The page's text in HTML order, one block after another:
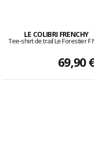
LE COLIBRI FRENCHY
Tee-shirt de trail Le Forestier F
69,90